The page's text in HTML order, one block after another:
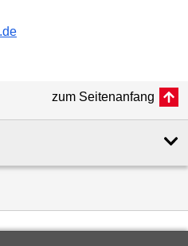
zum Seitenanfang